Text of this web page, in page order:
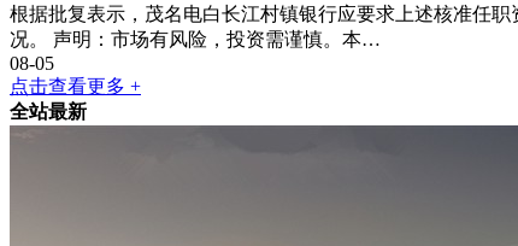
根据批复表示，茂名电白长江村镇银行应要求上述核准任
况。 声明：市场有风险，投资需谨慎。本…
08-05
点击查看更多 +
全站最新